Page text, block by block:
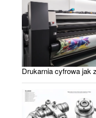
Drukarnia cyfrowa jak